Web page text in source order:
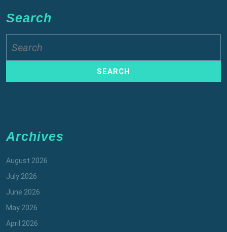
Search
for:
Archives
August 2026
July 2026
June 2026
May 2026
April 2026